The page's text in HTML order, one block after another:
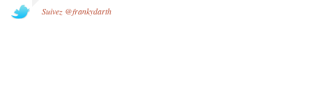
Suivez @frankydarth